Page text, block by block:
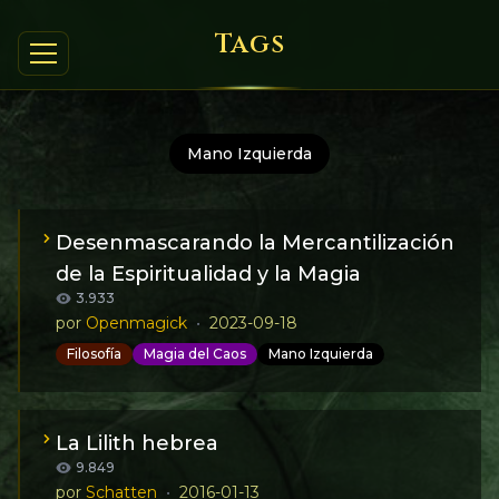
Tags
Mano Izquierda
Desenmascarando la Mercantilización
de la Espiritualidad y la Magia
3.933
por Openmagick • 2023-09-18
Filosofía Magia del Caos Mano Izquierda
En este manifiesto, señalamos la mercantilización
de la espiritualidad y la magia en la sociedad
moderna. Llamamos a la rebelión contra la
explotación de nuestras aspiraciones espirituales y
abogamos por la liberación de nuestras mentes
La Lilith hebrea
9.849
por Schatten • 2016-01-13